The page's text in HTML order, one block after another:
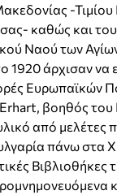
-
καθώς και του
Ναού των
1920 άρχισαν να
Ευρωπαϊκών
βοηθός του
από μελέτες
πάνω στα
Βιβλιοθήκες